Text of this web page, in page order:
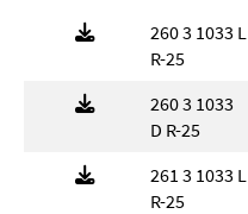
260 3 1033 L
R-25
260 3 1033
D R-25
261 3 1033 L
R-25